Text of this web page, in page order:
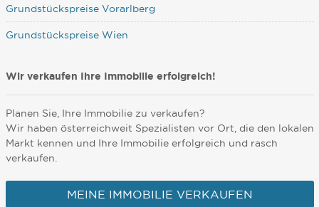
Grundstückspreise Vorarlberg
Grundstückspreise Wien
Wir verkaufen Ihre Immobilie erfolgreich!
Planen Sie, Ihre Immobilie zu verkaufen?
Wir haben österreichweit Spezialisten vor Ort, die den lokalen
Markt kennen und Ihre Immobilie erfolgreich und rasch
verkaufen.
MEINE IMMOBILIE VERKAUFEN